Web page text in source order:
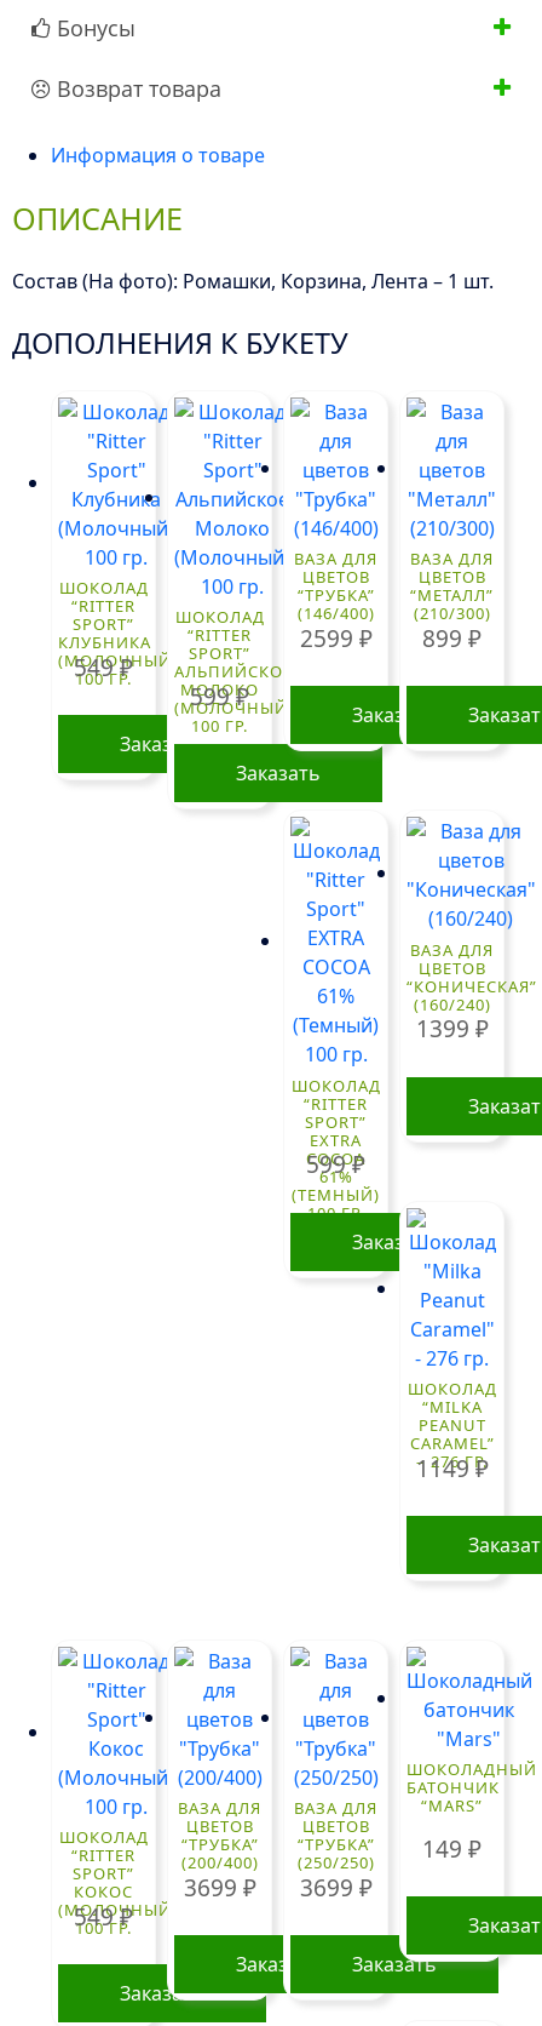
Бонусы
Возврат товара
Информация о товаре
ОПИСАНИЕ
Состав (На фото): Ромашки, Корзина, Лента – 1 шт.
ДОПОЛНЕНИЯ К БУКЕТУ
ШОКОЛАД
“RITTER
SPORT”
КЛУБНИКА
(МОЛОЧНЫЙ)
100 ГР.
549₽
Заказать
ШОКОЛАД
“RITTER
SPORT”
АЛЬПИЙСКОЕ
МОЛОКО
(МОЛОЧНЫЙ)
100 ГР.
599₽
Заказать
ВАЗА ДЛЯ
ЦВЕТОВ
“ТРУБКА”
(146/400)
2599 ₽
Заказать
ВАЗА ДЛЯ
ЦВЕТОВ
“МЕТАЛЛ”
(210/300)
899₽
ШОКОЛАД
“RITTER
SPORT”
EXTRA
COCOA
61%
(ТЕМНЫЙ)
100 ГР.
599₽
Заказать
ВАЗА ДЛЯ
ЦВЕТОВ
“КОНИЧЕСКАЯ”
(160/240)
1399 ₽
ШОКОЛАД
“MILKA
PEANUT
CARAMEL”
– 276 ГР.
1149₽
ШОКОЛАД
“RITTER
SPORT”
КОКОС
(МОЛОЧНЫЙ)
100 ГР.
549₽
Заказать
ВАЗА ДЛЯ
ЦВЕТОВ
“ТРУБКА”
(200/400)
3699 ₽
Заказать
ВАЗА ДЛЯ
ЦВЕТОВ
“ТРУБКА”
(250/250)
3699 ₽
Заказать
ШОКОЛАДНЫЙ
БАТОНЧИК
“MARS”
149₽